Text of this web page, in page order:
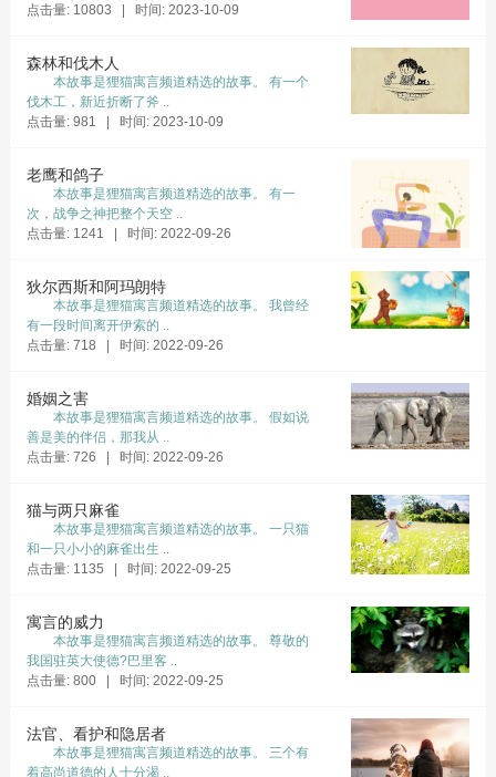
点击量: 10803 | 时间: 2023-10-09
森林和伐木人
本故事是狸猫寓言频道精选的故事。 有一个
伐木工，新近折断了斧 ..
点击量: 981 | 时间: 2023-10-09
老鹰和鸽子
本故事是狸猫寓言频道精选的故事。 有一
次，战争之神把整个天空 ..
点击量: 1241 | 时间: 2022-09-26
狄尔西斯和阿玛朗特
本故事是狸猫寓言频道精选的故事。 我曾经
有一段时间离开伊索的 ..
点击量: 718 | 时间: 2022-09-26
婚姻之害
本故事是狸猫寓言频道精选的故事。 假如说
善是美的伴侣，那我从 ..
点击量: 726 | 时间: 2022-09-26
猫与两只麻雀
本故事是狸猫寓言频道精选的故事。 一只猫
和一只小小的麻雀出生 ..
点击量: 1135 | 时间: 2022-09-25
寓言的威力
本故事是狸猫寓言频道精选的故事。 尊敬的
我国驻英大使德?巴里客 ..
点击量: 800 | 时间: 2022-09-25
法官、看护和隐居者
本故事是狸猫寓言频道精选的故事。 三个有
着高尚道德的人十分渴 ..